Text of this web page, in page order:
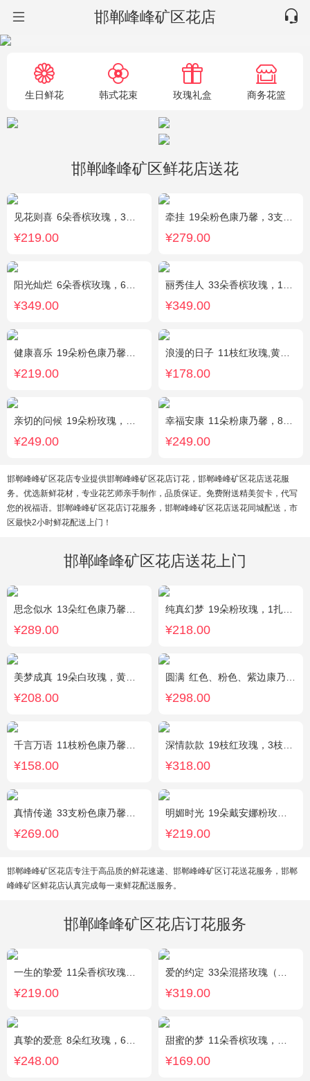
邯郸峰峰矿区花店
生日鲜花 韩式花束 玫瑰礼盒 商务花篮
邯郸峰峰矿区鲜花店送花
见花则喜 6朵香槟玫瑰，3朵向日葵，桔梗、绿叶搭配
¥219.00
牵挂 19朵粉色康乃馨，3支多头粉百合，黄莺搭配
¥279.00
阳光灿烂 6朵香槟玫瑰，6朵粉玫瑰，3朵向日葵，2枝多头白百合，1枝多头粉百合，绿叶
¥349.00
丽秀佳人 33朵香槟玫瑰，1条灯带，桔梗、绿叶搭配
¥349.00
健康喜乐 19朵粉色康乃馨，满天星、绿叶搭配
¥219.00
浪漫的日子 11枝红玫瑰,黄莺、满天星适量搭配。
¥178.00
亲切的问候 19朵粉玫瑰，叶上黄金点缀。
¥249.00
幸福安康 11朵粉康乃馨，8朵粉玫瑰，搭配相思梅、黄莺穿插点缀。
¥249.00
邯郸峰峰矿区花店专业提供邯郸峰峰矿区花店订花，邯郸峰峰矿区花店送花服
务。优选新鲜花材，专业花艺师亲手制作，品质保证。免费附送精美贺卡，代写
您的祝福语。邯郸峰峰矿区花店订花服务，邯郸峰峰矿区花店送花同城配送，市
区最快2小时鲜花配送上门！
邯郸峰峰矿区花店送花上门
思念似水 13朵红色康乃馨，5朵粉玫瑰，粉色洋桔梗、红豆、尤加利搭配
¥289.00
纯真幻梦 19朵粉玫瑰，1扎满天星间插丰满
¥218.00
美梦成真 19朵白玫瑰，黄莺绿叶边围
¥208.00
圆满 红色、粉色、紫边康乃馨共16枝，红玫瑰7枝，粉色多头香水百合2枝，粉桔梗、叶上黄金、绿叶搭配。（如紫边康乃馨缺货，默认用其他颜色替代）
¥298.00
千言万语 11枝粉色康乃馨，栀子叶间插丰满
¥158.00
深情款款 19枝红玫瑰，3枝白百合，3枝粉百合，搭配满天星，绿叶等配材
¥318.00
真情传递 33支粉色康乃馨，搭配黄莺、满天星。
¥269.00
明媚时光 19朵戴安娜粉玫瑰，尤加利丰满间插，粉色满天星点缀
¥219.00
邯郸峰峰矿区花店专注于高品质的鲜花速递、邯郸峰峰矿区订花送花服务，邯郸
峰峰矿区鲜花店认真完成每一束鲜花配送服务。
邯郸峰峰矿区花店订花服务
一生的挚爱 11朵香槟玫瑰，搭配适量叶上黄金，随机赠送一个小熊。
¥219.00
爱的约定 33朵混搭玫瑰（粉戴安娜，香槟玫瑰，红玫瑰），相思梅、绿叶搭配
¥319.00
真挚的爱意 8朵红玫瑰，6朵香槟玫瑰，5朵粉玫瑰，叶上黄金点缀。
¥248.00
甜蜜的梦 11朵香槟玫瑰，桔梗、满天星、绿叶搭配
¥169.00